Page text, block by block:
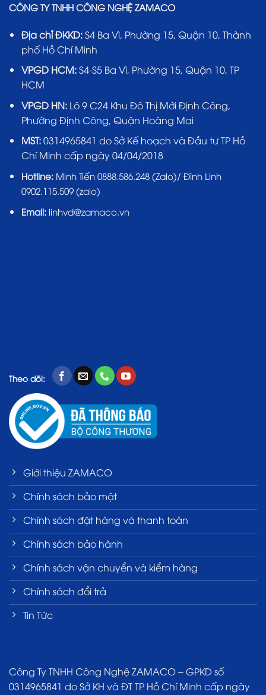
CÔNG TY TNHH CÔNG NGHỆ ZAMACO
Địa chỉ ĐKKD:S4 Ba Vì, Phường 15, Quận 10, Thành
phố Hồ Chí Minh
VPGD HCM:S4-S5 Ba Vì, Phường 15, Quận 10, TP
HCM
VPGD HN:Lô 9 C24 Khu Đô Thị Mới Định Công,
Phường Định Công, Quận Hoàng Mai
MST:0314965841 do Sở Kế hoạch và Đầu tư TP Hồ
Chí Minh cấp ngày 04/04/2018
Hotline: Minh Tiến 0888.586.248 (Zalo)/ Đình Linh
0902.115.509 (zalo)
Email:linhvd@zamaco.vn
Theo dõi:
Giới thiệu ZAMACO
Chính sách bảo mật
Chính sách đặt hàng và thanh toán
Chính sách bảo hành
Chính sách vận chuyển và kiểm hàng
Chính sách đổi trả
Tin Tức
Công Ty TNHH Công Nghệ ZAMACO – GPKD số
0314965841 do Sở KH và ĐT TP Hồ Chí Minh cấp ngày